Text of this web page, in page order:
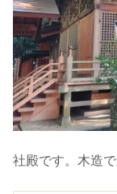
社殿です。木造